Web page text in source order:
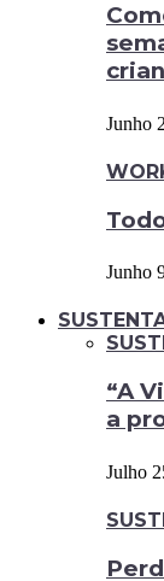
Junho
Junho
“A
a
Julho